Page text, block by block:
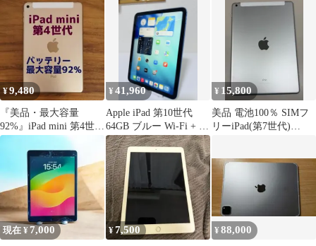
A1954 9.7インチ 2018年
iPad6 本体 タブレット
アイパッド アップル
apple【送料無料】
ipd6mtm1258
¥9,480
『美品・最大容量
92%』iPad mini 第4世代
32G『シムフリー』148
¥41,960
Apple iPad 第10世代
64GB ブルー Wi-Fi + セ
ルラー
¥ 15,800
美品 電池100％ SIMフ
リーiPad(第7世代)
現在 ¥ 7,000 ¥7,500 ¥88,000